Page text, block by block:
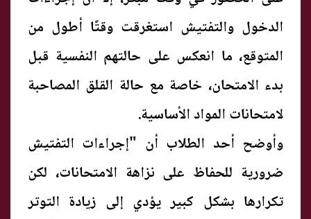
الدخول والتفتيش استغرقت وقتًا أطول من
المتوقع، ما انعكس على حالتهم النفسية قبل
بدء الامتحان، خاصة مع حالة القلق المصاحبة
لامتحانات المواد الأساسية.
وأوضح أحد الطلاب أن "إجراءات التفتيش
ضرورية للحفاظ على نزاهة الامتحانات، لكن
تكرارها بشكل كبير يؤدي إلى زيادة التوتر